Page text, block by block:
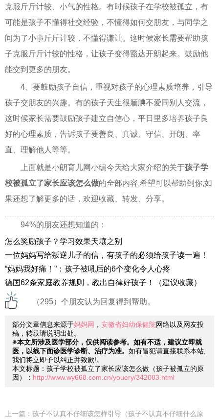
克服斤斤计较、小气的性格。有时候孩子在学校被孤立，有
可能是孩子不懂得社交经验，不懂得如何交朋友，与同学之
间为了小事斤斤计较，不懂得谦让。这时候家长需要帮助孩
子克服斤斤计较的性格，让孩子变得豁达开朗起来。鼓励他
能交到更多的朋友。
4、要鼓励孩子自信，重视对孩子的心理素质培养，引导
孩子交朋友的兴趣。有的孩子天生很腼腆不爱同别人交流，
这时候家长需要鼓励孩子建立自信心，平日里多培养孩子良
好的心理素质，告诉孩子要善良、真诚、守信、开朗、率
直、理解他人等等。
上面就是小朗育儿网小编今天给大家介绍的关于孩子学
校被孤立了家长应该怎么做的全部内容,希望可以帮助到你,如
果还想了解更多的话，欢迎收藏、转发、分享。
94%的朋友还想知道的：
怎么奖励孩子？学习效果天壤之别
一位妈妈写给叛逆儿子的信，有孩子的必须给孩子读一遍！
“妈妈我好痛！”：孩子被吼后的6个变化令人心疼
德国62条家庭教养规则，教出自律好孩子！（建议收藏）
（295）个朋友认为回复得到帮助。
部分文章信息来源于妈妈网 ， 安徽省妇幼保健院网络以及网友投
稿，转载请说明出处。
※本文所涉及医学部分，仅供阅读参考。如有不适，建议立即就
医，以线下面诊医学诊断、治疗为准。 如有冒犯请直接联系本站,
我们将立即予以纠正并致歉!。
本文标题：孩子学校被孤立了家长应该怎么做（孩子被孤立的原
因）： http://www.wy668.com.cn/youery/342083.html
上一篇： 孩子不认真不仔细该怎样引导（孩子不认真不仔细什么原